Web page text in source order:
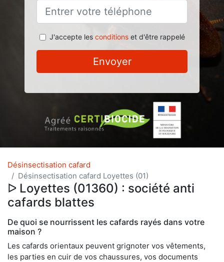
J'accepte les conditionset d'être rappelé
Envoyer
Désinsectisation cafard
Désinsectisation cafard Loyettes (01)
ᐅ Loyettes (01360) : société anti
cafards blattes
De quoi se nourrissent les cafards rayés dans votre
maison ?
Les cafards orientaux peuvent grignoter vos vêtements,
les parties en cuir de vos chaussures, vos documents